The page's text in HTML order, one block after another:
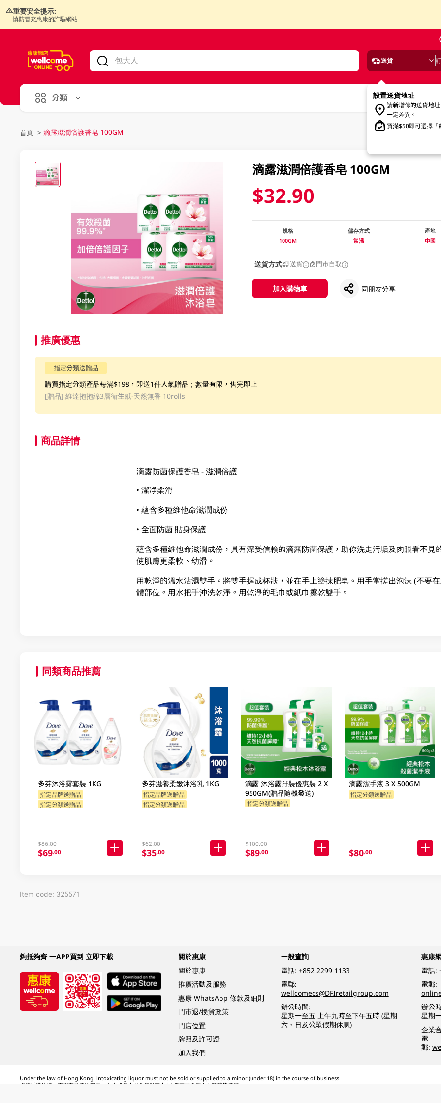
重要安全提示:
慎防冒充惠康的詐騙網站
送貨
設置送貨地址
請新增你的送貨地
一定差異。
買滿$50即可選擇「
分類
首頁 > 滴露滋潤倍護香皂 100GM
滴露滋潤倍護香皂 100GM
$32.90
規格
100GM
儲存方式
常溫
產地
中國
送貨方式 送貨 門市自取
加入購物車 同朋友分享
推廣優惠
指定分類送贈品
購買指定分類產品每滿$198，即送1件人氣贈品；數量有限，售完即止
[贈品] 維達抱抱綿3層衛生紙-天然無香 10rolls
商品詳情
滴露防菌保護香皂 - 滋潤倍護
• 潔净柔滑
• 蘊含多種維他命滋潤成份
• 全面防菌 貼身保護
蘊含多種維他命滋潤成份，具有深受信賴的滴露防菌保護，助你洗走污垢及肉眼看不見
使肌膚更柔軟、幼滑。
用乾淨的溫水沾濕雙手。將雙手握成杯狀，並在手上塗抹肥皂。用手掌搓出泡沫 (不要
體部位。用水把手沖洗乾淨。用乾淨的毛巾或紙巾擦乾雙手。
同類商品推薦
多芬沐浴露套裝 1KG
指定品牌送贈品
指定分類送贈品
$86.00
$69.00
多芬滋養柔嫩沐浴乳 1KG
指定品牌送贈品
指定分類送贈品
$62.00
$35.00
滴露 沐浴露孖裝優惠裝 2 X
950GM(贈品隨機發送)
指定分類送贈品
$100.00
$89.00
滴露潔手液 3 X 500GM
指定分類送贈品
$80.00
Item code: 325571
夠抵夠齊 一APP買到 立即下載
關於惠康
關於惠康
推廣活動及服務
惠康 WhatsApp 條款及細則
門市退/換貨政策
門店位置
牌照及許可證
加入我們
一般查詢
電話: +852 2299 1133
電郵:
wellcomecs@DFIretailgroup.com
辦公時間:
星期一至五 上午九時至下午五時 (星期
六、日及公眾假期休息)
惠康
電話:
電郵:
辦公
星期
企業
電
郵:
Under the law of Hong Kong, intoxicating liquor must not be sold or supplied to a minor (under 18) in the course of business.
根據香港法律，不得在業務過程中，向未成年人 (18 歲以下人士) 售賣或供應令人醺醉的酒類。